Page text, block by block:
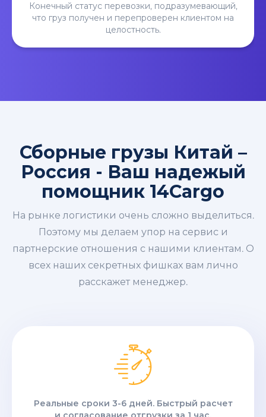
Конечный статус перевозки, подразумевающий,
что груз получен и перепроверен клиентом на
целостность.
Сборные грузы Китай –
Россия - Ваш надежый
помощник 14Cargo
На рынке логистики очень сложно выделиться.
Поэтому мы делаем упор на сервис и
партнерские отношения с нашими клиентам. О
всех наших секретных фишках вам лично
расскажет менеджер.
Реальные сроки 3-6 дней. Быстрый расчет